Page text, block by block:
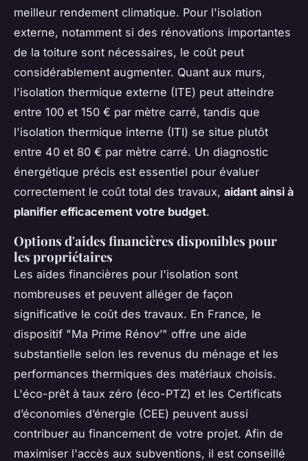
meilleur rendement climatique. Pour l'isolation
externe, notamment si des rénovations importantes
de la toiture sont nécessaires, le coût peut
considérablement augmenter. Quant aux murs,
l'isolation thermique externe (ITE) peut atteindre
entre 100 et 150 € par mètre carré, tandis que
l'isolation thermique interne (ITI) se situe plutôt
entre 40 et 80 € par mètre carré. Un diagnostic
énergétique précis est essentiel pour évaluer
correctement le coût total des travaux, aidant ainsi à
planifier efficacement votre budget.
Options d'aides financières disponibles pour
les propriétaires
Les aides financières pour l'isolation sont
nombreuses et peuvent alléger de façon
significative le coût des travaux. En France, le
dispositif "Ma Prime Rénov’" offre une aide
substantielle selon les revenus du ménage et les
performances thermiques des matériaux choisis.
L'éco-prêt à taux zéro (éco-PTZ) et les Certificats
d’économies d’énergie (CEE) peuvent aussi
contribuer au financement de votre projet. Afin de
maximiser l'accès aux subventions, il est conseillé